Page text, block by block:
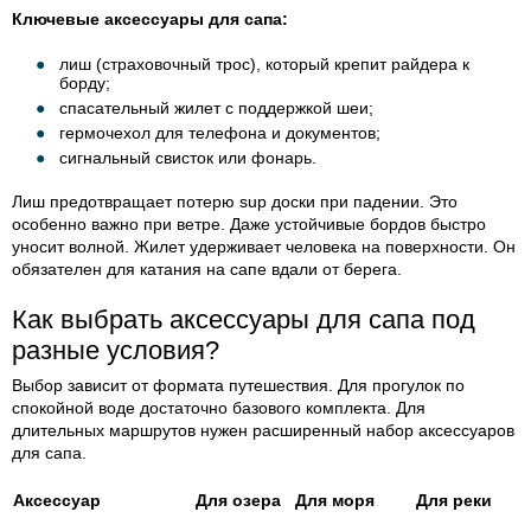
Ключевые аксессуары для сапа:
лиш (страховочный трос), который крепит райдера к
борду;
спасательный жилет с поддержкой шеи;
гермочехол для телефона и документов;
сигнальный свисток или фонарь.
Лиш предотвращает потерю sup доски при падении. Это
особенно важно при ветре. Даже устойчивые бордов быстро
уносит волной. Жилет удерживает человека на поверхности. Он
обязателен для катания на сапе вдали от берега.
Как выбрать аксессуары для сапа под
разные условия?
Выбор зависит от формата путешествия. Для прогулок по
спокойной воде достаточно базового комплекта. Для
длительных маршрутов нужен расширенный набор аксессуаров
для сапа.
Аксессуар Для озера Для моря Для реки